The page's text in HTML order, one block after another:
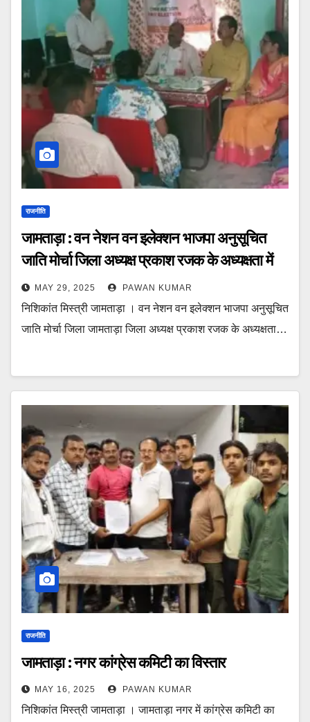
राजनीति
जामताड़ा : वन नेशन वन इलेक्शन भाजपा अनुसूचित
जाति मोर्चा जिला अध्यक्ष प्रकाश रजक के अध्यक्षता में
कार्यक्रम का आयोजन
MAY 29, 2025 PAWAN KUMAR
निशिकांत मिस्त्री जामताड़ा । वन नेशन वन इलेक्शन भाजपा अनुसूचित
जाति मोर्चा जिला जामताड़ा जिला अध्यक्ष प्रकाश रजक के अध्यक्षता…
राजनीति
जामताड़ा : नगर कांग्रेस कमिटी का विस्तार
MAY 16, 2025 PAWAN KUMAR
निशिकांत मिस्त्री जामताड़ा । जामताड़ा नगर में कांग्रेस कमिटी का